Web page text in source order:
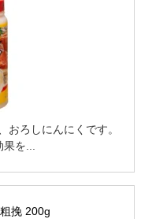
おろしにんにくです。
を...
挽 200g